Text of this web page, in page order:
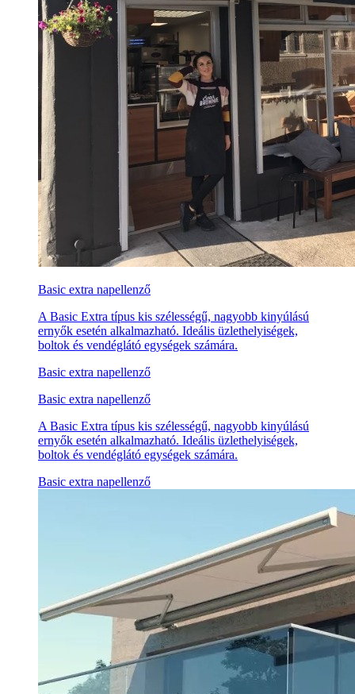
Basic extra napellenző
A Basic Extra típus kis szélességű, nagyobb kinyúlású
ernyők esetén alkalmazható. Ideális üzlethelyiségek,
boltok és vendéglátó egységek számára.
Basic extra napellenző
Basic extra napellenző
A Basic Extra típus kis szélességű, nagyobb kinyúlású
ernyők esetén alkalmazható. Ideális üzlethelyiségek,
boltok és vendéglátó egységek számára.
Basic extra napellenző